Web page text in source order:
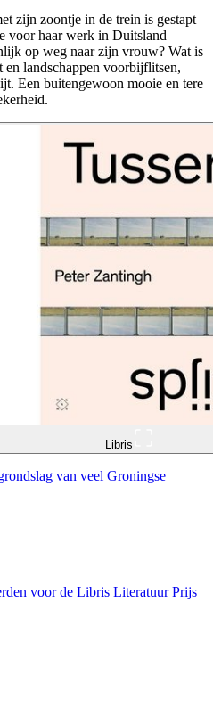
zijn zoontje in de trein is gestapt
voor haar werk in Duitsland
op weg naar zijn vrouw? Wat is
en landschappen voorbijflitsen,
Een buitengewoon mooie en tere
Libris
van veel Groningse
voor de Libris Literatuur Prijs